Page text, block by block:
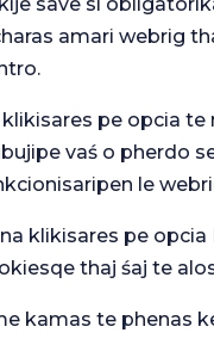
amenge.
e amare
sastipasqi
amari webrig
klikisares pe opcia te
vaś o pherdo
le
klikisares pe
thaj śaj te
kamas te phenas